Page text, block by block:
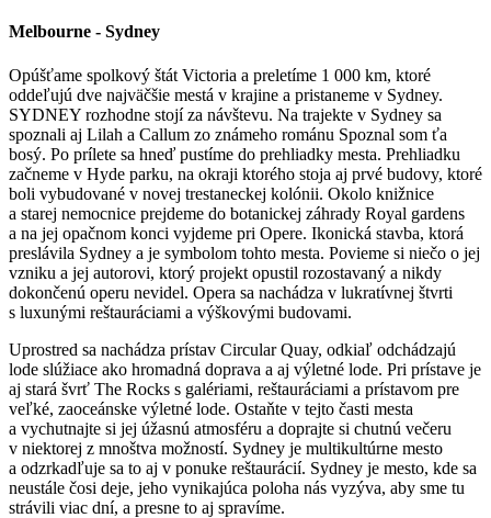
Melbourne - Sydney
Opúšťame spolkový štát Victoria a preletíme 1 000 km, ktoré
oddeľujú dve najväčšie mestá v krajine a pristaneme v Sydney.
SYDNEY rozhodne stojí za návštevu. Na trajekte v Sydney sa
spoznali aj Lilah a Callum zo známeho románu Spoznal som ťa
bosý. Po prílete sa hneď pustíme do prehliadky mesta. Prehliadku
začneme v Hyde parku, na okraji ktorého stoja aj prvé budovy, ktoré
boli vybudované v novej trestaneckej kolónii. Okolo knižnice
a starej nemocnice prejdeme do botanickej záhrady Royal gardens
a na jej opačnom konci vyjdeme pri Opere. Ikonická stavba, ktorá
preslávila Sydney a je symbolom tohto mesta. Povieme si niečo o jej
vzniku a jej autorovi, ktorý projekt opustil rozostavaný a nikdy
dokončenú operu nevidel. Opera sa nachádza v lukratívnej štvrti
s luxunými reštauráciami a výškovými budovami.
Uprostred sa nachádza prístav Circular Quay, odkiaľ odchádzajú
lode slúžiace ako hromadná doprava a aj výletné lode. Pri prístave je
aj stará švrť The Rocks s galériami, reštauráciami a prístavom pre
veľké, zaoceánske výletné lode. Ostaňte v tejto časti mesta
a vychutnajte si jej úžasnú atmosféru a doprajte si chutnú večeru
v niektorej z mnoštva možností. Sydney je multikultúrne mesto
a odzrkadľuje sa to aj v ponuke reštaurácií. Sydney je mesto, kde sa
neustále čosi deje, jeho vynikajúca poloha nás vyzýva, aby sme tu
strávili viac dní, a presne to aj spravíme.